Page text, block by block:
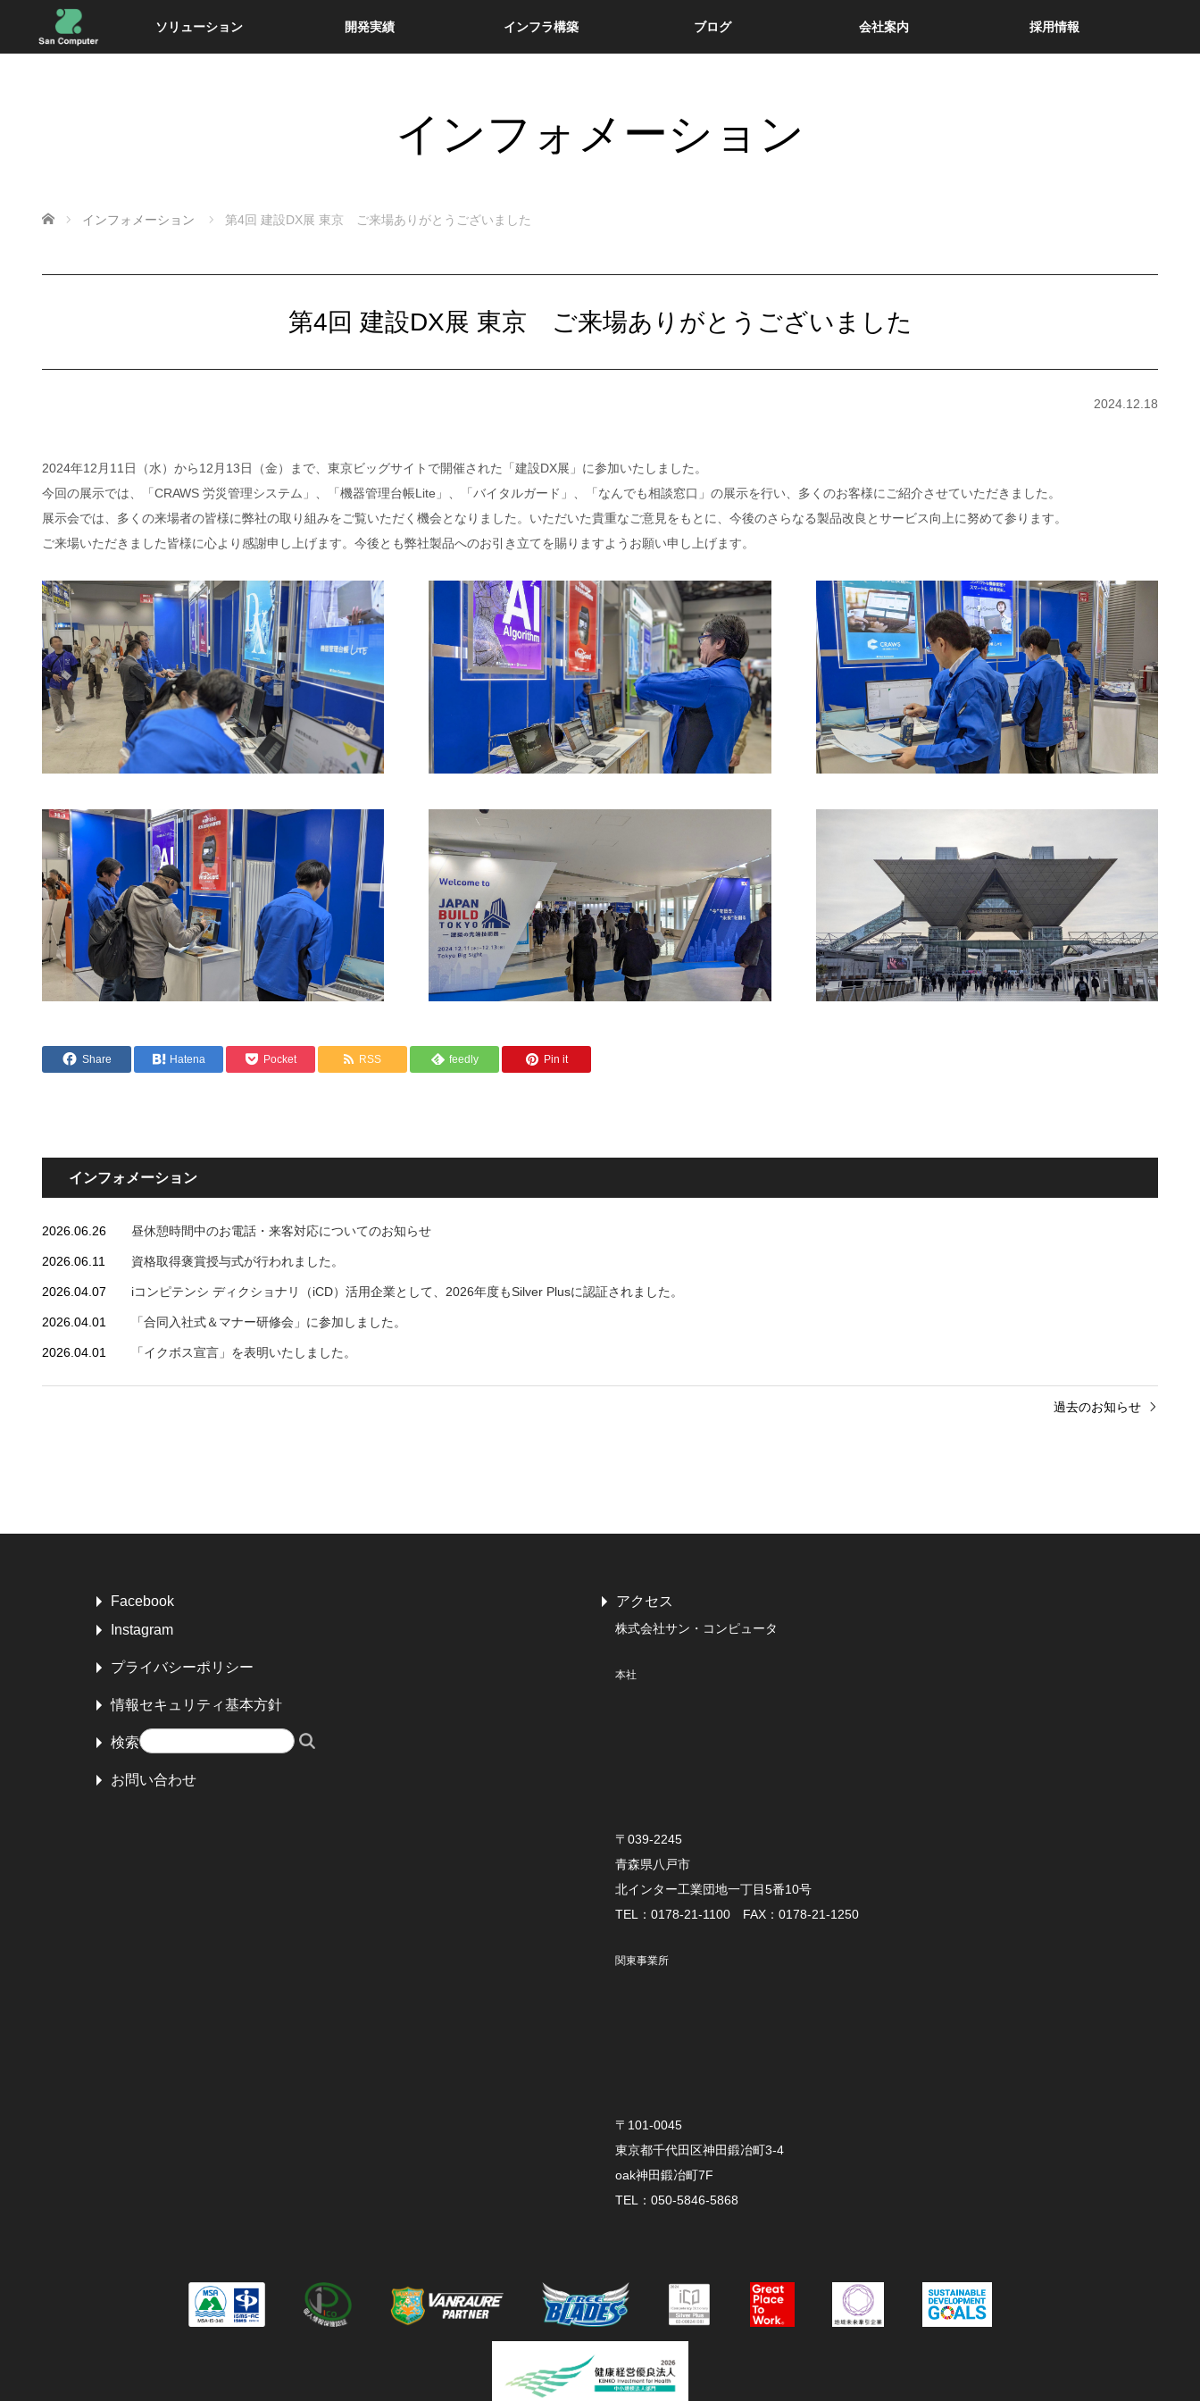
ソリューション 開発実績 インフラ構築 ブログ 会社案内 採用情報
インフォメーション
ホーム インフォメーション 第4回 建設DX展 東京 ご来場ありがとうございました
第4回 建設DX展 東京 ご来場ありがとうございました
2024.12.18
2024年12月11日（水）から12月13日（金）まで、東京ビッグサイトで開催された「建設DX展」に参加いたしました。
今回の展示では、「CRAWS 労災管理システム」、「機器管理台帳Lite」、「バイタルガード」、「なんでも相談窓口」の展示を行い、多くのお客様にご紹介させていただきました。
展示会では、多くの来場者の皆様に弊社の取り組みをご覧いただく機会となりました。いただいた貴重なご意見をもとに、今後のさらなる製品改良とサービス向上に努めて参ります。
ご来場いただきました皆様に心より感謝申し上げます。今後とも弊社製品へのお引き立てを賜りますようお願い申し上げます。
Share Hatena Pocket RSS feedly Pin it
インフォメーション
2026.06.26 昼休憩時間中のお電話・来客対応についてのお知らせ
2026.06.11 資格取得褒賞授与式が行われました。
2026.04.07 iコンピテンシ ディクショナリ（iCD）活用企業として、2026年度もSilver Plusに認証されました。
2026.04.01 「合同入社式＆マナー研修会」に参加しました。
2026.04.01 「イクボス宣言」を表明いたしました。
過去のお知らせ
Facebook
Instagram
プライバシーポリシー
情報セキュリティ基本方針
検索
お問い合わせ
アクセス
株式会社サン・コンピュータ
本社
〒039-2245
青森県八戸市
北インター工業団地一丁目5番10号
TEL：0178-21-1100 FAX：0178-21-1250
関東事業所
〒101-0045
東京都千代田区神田鍛冶町3-4
oak神田鍛冶町7F
TEL：050-5846-5868